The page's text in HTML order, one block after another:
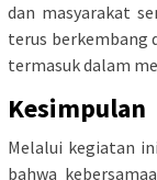
dan masyarakat
terus berkembang
termasuk dalam
Kesimpulan
Melalui kegiatan
bahwa